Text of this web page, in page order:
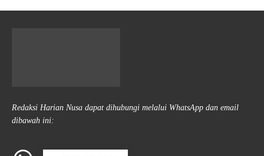
Redaksi Harian Nusa dapat dihubungi melalui WhatsApp dan email
dibawah ini: